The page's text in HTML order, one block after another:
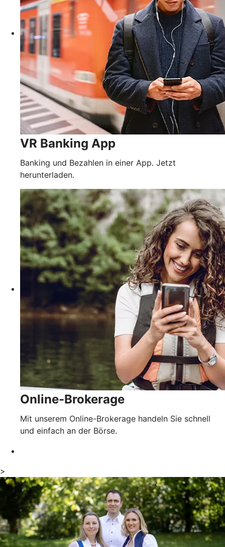
VR Banking App
Banking und Bezahlen in einer App. Jetzt
herunterladen.
Online-Brokerage
Mit unserem Online-Brokerage handeln Sie schnell
und einfach an der Börse.
>